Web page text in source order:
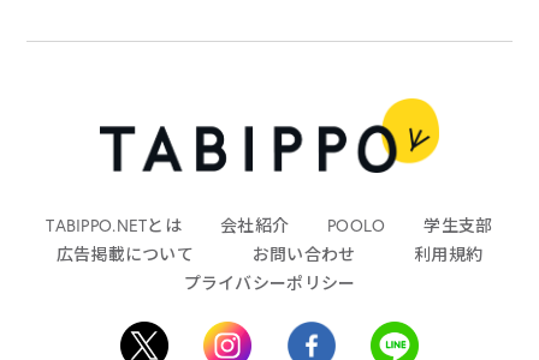
TABIPPO.NETとは 会社紹介 POOLO
学生支部
広告掲載について
お問い合わせ
利用規約
プライバシーポリシー